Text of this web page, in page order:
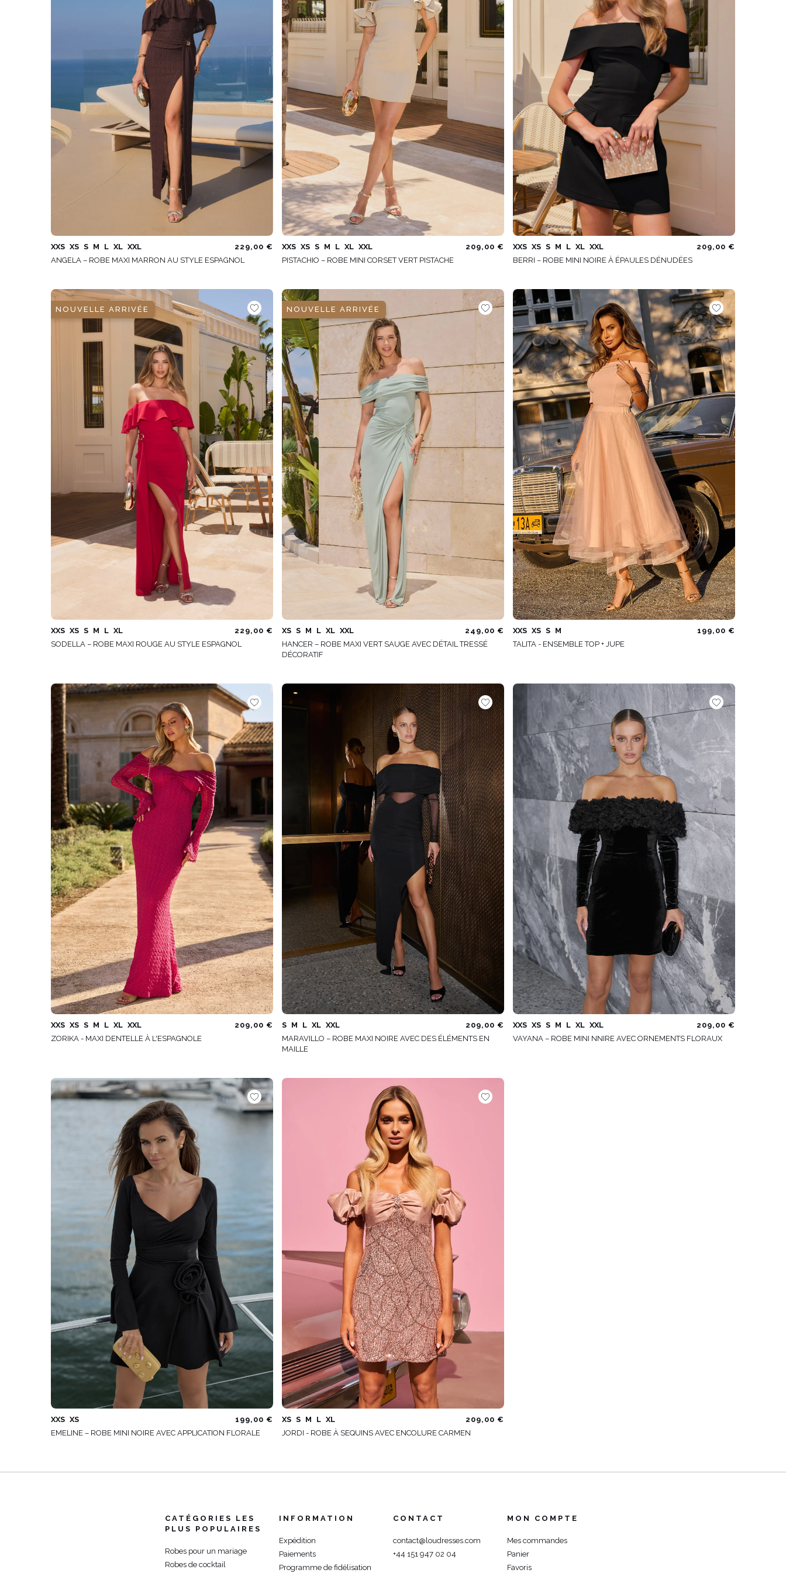
ASYMÉTRIQUE
BOHO
TRICOTÉ
SAISON / TISSU
ÉTÉ
PRINTEMPS
AUTOMNE
HIVER
MANCHES / BRETELLES
AVEC DES MANCHES
LONGUES
AVEC DES MANCHES
COURTES
SUR LES BRETELLES
SANS BRETELLES
CATÉGORIES
POPULAIRES
POUR LE MARIAGE
NOUVEAUTÉS
DÉCOUVREZ LES
NOUVEAUTÉS
VOIR TOUS
VOIR TOUS
VOIR TOUS
XXS XS S M L XL XXL
229,00 €
ANGELA – ROBE MAXI MARRON AU STYLE ESPAGNOL
XXS XS S M L XL XXL
209,00 €
PISTACHIO – ROBE MINI CORSET VERT PISTACHE
XXS XS S M L XL XXL
209,00 €
BERRI – ROBE MINI NOIRE À ÉPAULES DÉNUDÉES
NOUVELLE ARRIVÉE
XXS XS S M L XL
229,00 €
SODELLA – ROBE MAXI ROUGE AU STYLE ESPAGNOL
NOUVELLE ARRIVÉE
XS S M L XL XXL
249,00 €
HANCER – ROBE MAXI VERT SAUGE AVEC DÉTAIL TRESSÉ
DÉCORATIF
XXS XS S M
199,00 €
TALITA - ENSEMBLE TOP + JUPE
XXS XS S M L XL XXL
209,00 €
ZORIKA - MAXI DENTELLE À L'ESPAGNOLE
S M L XL XXL
209,00 €
MARAVILLO – ROBE MAXI NOIRE AVEC DES ÉLÉMENTS EN
MAILLE
XXS XS S M L XL XXL
209,00 €
VAYANA – ROBE MINI NNIRE AVEC ORNEMENTS FLORAUX
XXS XS
199,00 €
EMELINE – ROBE MINI NOIRE AVEC APPLICATION FLORALE
XS S M L XL
209,00 €
JORDI - ROBE À SEQUINS AVEC ENCOLURE CARMEN
CATÉGORIES LES
PLUS POPULAIRES
Robes pour un mariage
Robes de cocktail
INFORMATION
Expédition
Paiements
Programme de fidélisation
CONTACT
contact@loudresses.com
+44 151 947 02 04
MON COMPTE
Mes commandes
Panier
Favoris